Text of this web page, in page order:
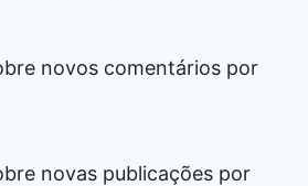
novos comentários por
novas publicações por